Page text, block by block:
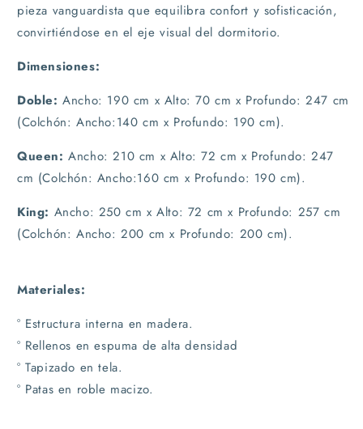
pieza vanguardista que equilibra confort y sofisticación,
convirtiéndose en el eje visual del dormitorio.
Dimensiones:
Doble: Ancho: 190 cm x Alto: 70 cm x Profundo: 247 cm
(Colchón: Ancho:140 cm x Profundo: 190 cm).
Queen: Ancho: 210 cm x Alto: 72 cm x Profundo: 247
cm (Colchón: Ancho:160 cm x Profundo: 190 cm).
King: Ancho: 250 cm x Alto: 72 cm x Profundo: 257 cm
(Colchón: Ancho: 200 cm x Profundo: 200 cm).
Materiales:
° Estructura interna en madera.
° Rellenos en espuma de alta densidad
° Tapizado en tela.
° Patas en roble macizo.